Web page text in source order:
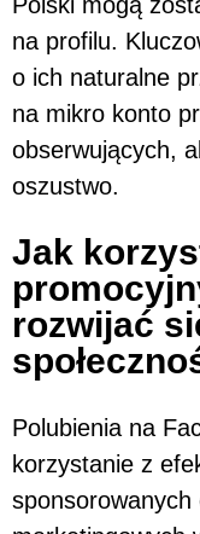
na profilu.
o ich naturalne
na mikro konto
obserwujących,
oszustwo.
Jak
rozwijać
Polubienia na
korzystanie z
sponsorowanych